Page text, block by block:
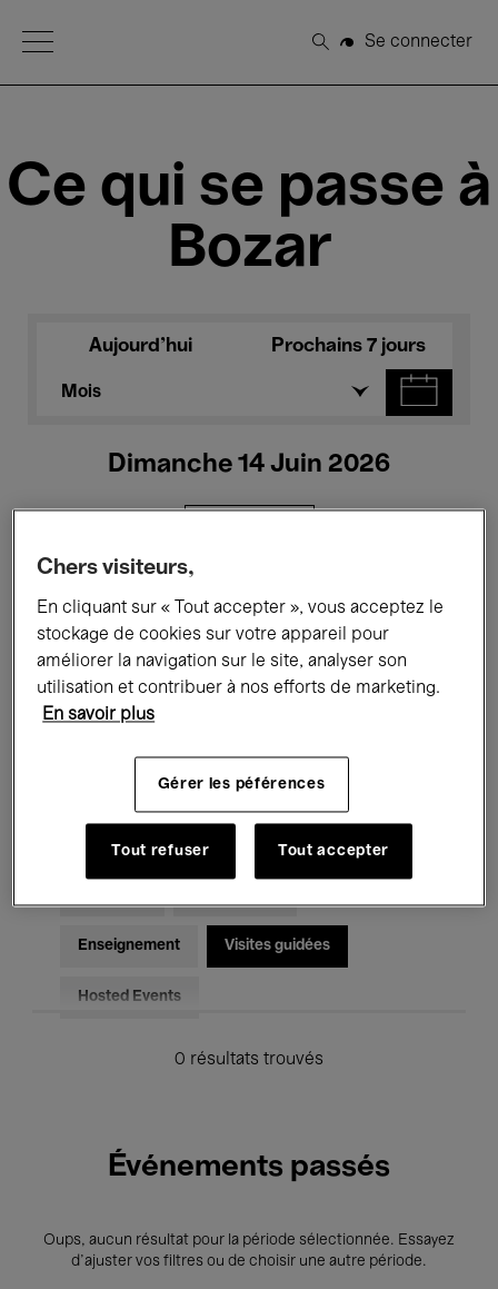
Open Menu
Rechercher
Se connecter
Ce qui se passe à
Bozar
Aujourd'hui Prochains 7 jours
Mois
Dimanche 14 Juin 2026
Tous les événements Concerts
Expositions Performances
Rencontres & Débats
Musique classique Global Music
Enseignement Visites guidées
Hosted Events
0 résultats trouvés
Événements passés
Oups, aucun résultat pour la période sélectionnée. Essayez
d’ajuster vos filtres ou de choisir une autre période.
Chers visiteurs,
En cliquant sur « Tout accepter », vous acceptez le
stockage de cookies sur votre appareil pour
améliorer la navigation sur le site, analyser son
utilisation et contribuer à nos efforts de marketing.
En savoir plus
Gérer les péférences
Tout refuser Tout accepter